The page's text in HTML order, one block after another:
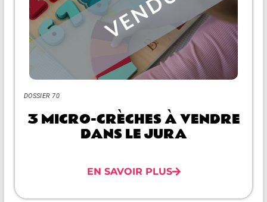
DOSSIER 70
3 MICRO-CRÈCHES À VENDRE
DANS LE JURA
EN SAVOIR PLUS